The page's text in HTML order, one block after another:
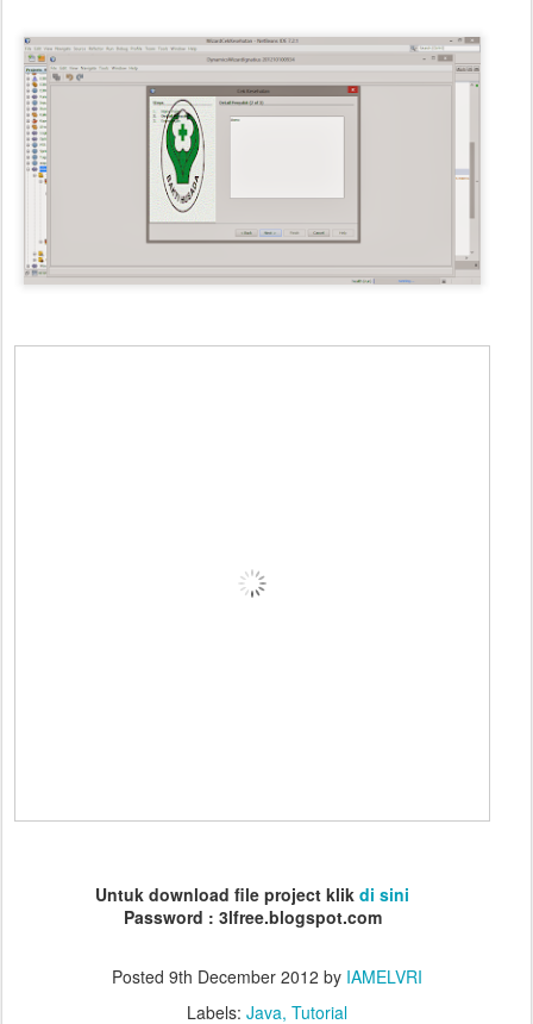
Untuk download file project klik di sini
Password : 3lfree.blogspot.com
Posted 9th December 2012 by IAMELVRI
Labels: Java Tutorial